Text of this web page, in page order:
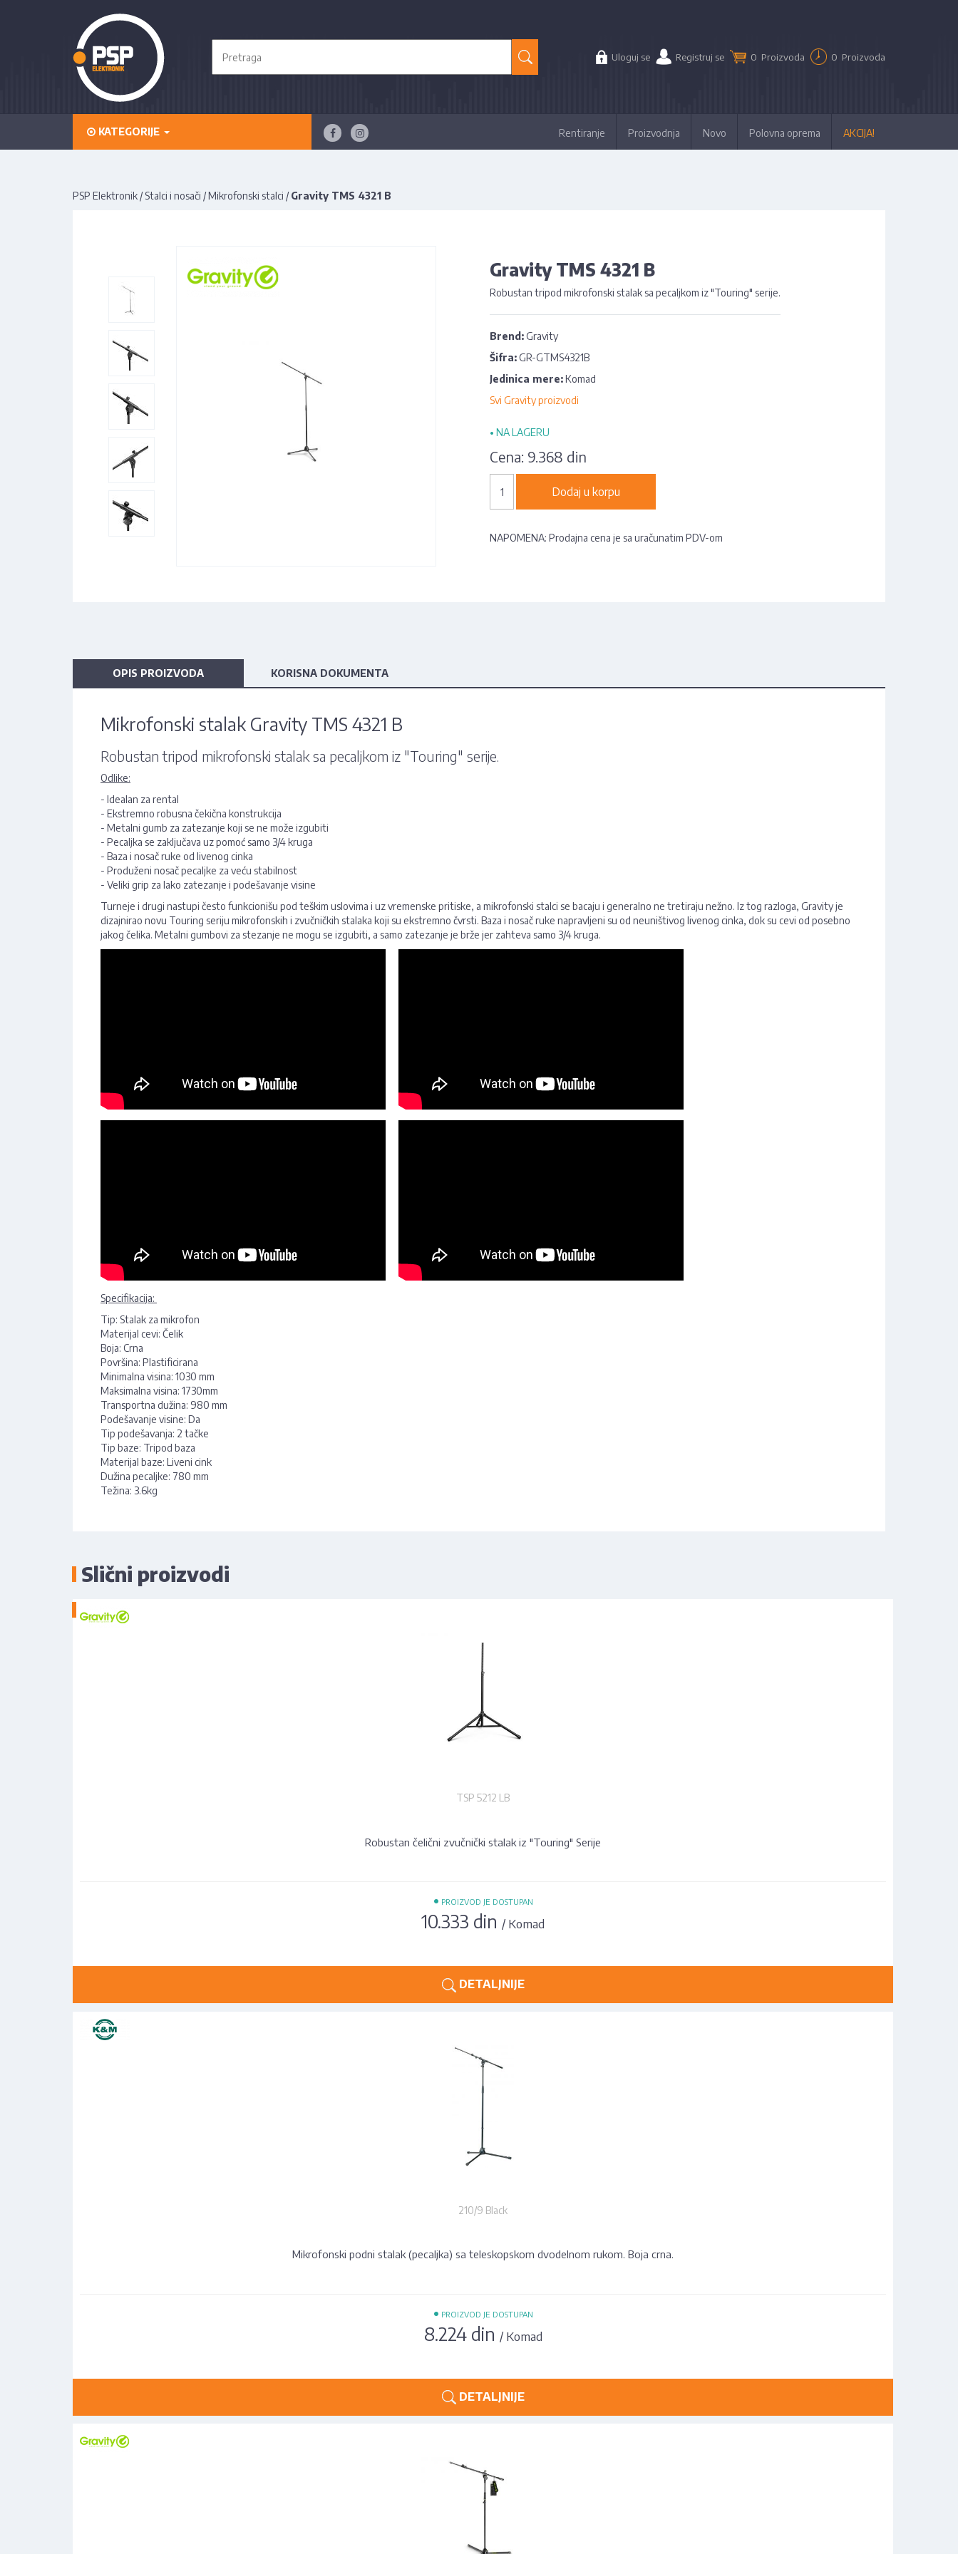
Uloguj se Registruj se 0 Proizvoda 0 Proizvoda
KATEGORIJE Rentiranje Proizvodnja Novo Polovna oprema AKCIJA!
PSP Elektronik / Stalci i nosači /Mikrofonski stalci / Gravity TMS 4321 B
Gravity TMS 4321 B
Robustan tripod mikrofonski stalak sa pecaljkom iz "Touring" serije.
Brend:Gravity
Šifra:GR-GTMS4321B
Jedinica mere:Komad
Svi Gravity proizvodi
• NA LAGERU
Cena: 9.368 din
Dodaj u korpu
NAPOMENA: Prodajna cena je sa uračunatim PDV-om
OPIS PROIZVODA KORISNA DOKUMENTA
Mikrofonski stalak Gravity TMS 4321 B
Robustan tripod mikrofonski stalak sa pecaljkom iz "Touring" serije.
Odlike:
- Idealan za rental
- Ekstremno robusna čekična konstrukcija
- Metalni gumb za zatezanje koji se ne može izgubiti
- Pecaljka se zaključava uz pomoć samo 3/4 kruga
- Baza i nosač ruke od livenog cinka
- Produženi nosač pecaljke za veću stabilnost
- Veliki grip za lako zatezanje i podešavanje visine
Turneje i drugi nastupi često funkcionišu pod teškim uslovima i uz vremenske pritiske, a mikrofonski stalci se bacaju i generalno ne tretiraju nežno. Iz tog razloga, Gravity je
dizajnirao novu Touring seriju mikrofonskih i zvučničkih stalaka koji su ekstremno čvrsti. Baza i nosač ruke napravljeni su od neuništivog livenog cinka, dok su cevi od posebno
jakog čelika. Metalni gumbovi za stezanje ne mogu se izgubiti, a samo zatezanje je brže jer zahteva samo 3/4 kruga.
Specifikacija:
Tip: Stalak za mikrofon
Materijal cevi: Čelik
Boja: Crna
Površina: Plastificirana
Minimalna visina: 1030 mm
Maksimalna visina: 1730mm
Transportna dužina: 980 mm
Podešavanje visine: Da
Tip podešavanja: 2 tačke
Tip baze: Tripod baza
Materijal baze: Liveni cink
Dužina pecaljke: 780 mm
Težina: 3.6kg
Slični proizvodi
TSP 5212 LB
Robustan čelični zvučnički stalak iz "Touring" Serije
• PROIZVOD JE DOSTUPAN
10.333 din / Komad
DETALJNIJE
210/9 Black
Mikrofonski podni stalak (pecaljka) sa teleskopskom dvodelnom rukom. Boja crna.
• PROIZVOD JE DOSTUPAN
8.224 din / Komad
DETALJNIJE